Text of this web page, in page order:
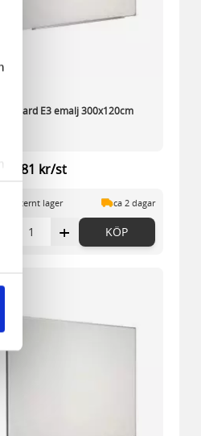
E3 emalj 300x120cm
kr/st
På externt lager ca 2 dagar
+ KÖP